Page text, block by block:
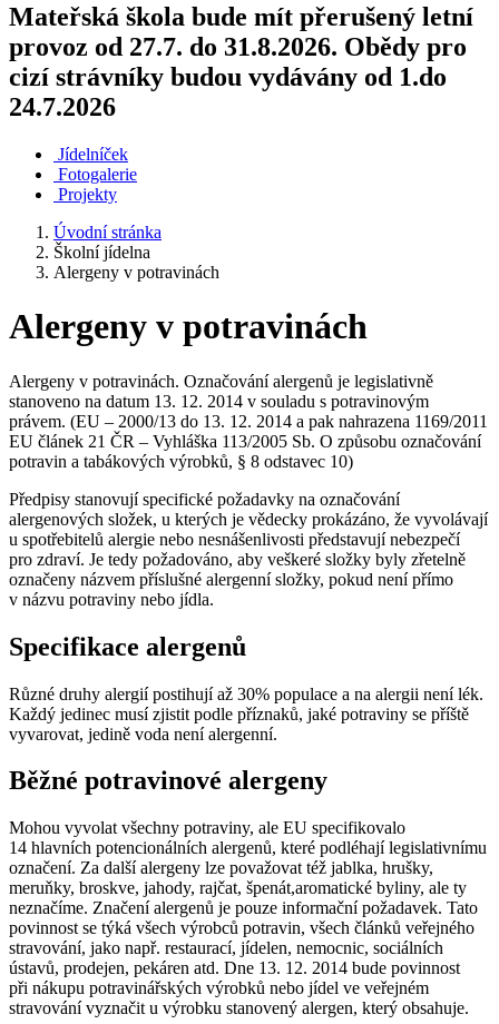
Mateřská škola bude mít přerušený letní
provoz od 27.7. do 31.8.2026. Obědy pro
cizí strávníky budou vydávány od 1.do
24.7.2026
Jídelníček
Fotogalerie
Projekty
Úvodní stránka
Školní jídelna
Alergeny v potravinách
Alergeny v potravinách
Alergeny v potravinách. Označování alergenů je legislativně
stanoveno na datum 13. 12. 2014 v souladu s potravinovým
právem. (EU – 2000/13 do 13. 12. 2014 a pak nahrazena 1169/2011
EU článek 21 ČR – Vyhláška 113/2005 Sb. O způsobu označování
potravin a tabákových výrobků, § 8 odstavec 10)
Předpisy stanovují specifické požadavky na označování
alergenových složek, u kterých je vědecky prokázáno, že vyvolávají
u spotřebitelů alergie nebo nesnášenlivosti představují nebezpečí
pro zdraví. Je tedy požadováno, aby veškeré složky byly zřetelně
označeny názvem příslušné alergenní složky, pokud není přímo
v názvu potraviny nebo jídla.
Specifikace alergenů
Různé druhy alergií postihují až 30% populace a na alergii není lék.
Každý jedinec musí zjistit podle příznaků, jaké potraviny se příště
vyvarovat, jedině voda není alergenní.
Běžné potravinové alergeny
Mohou vyvolat všechny potraviny, ale EU specifikovalo
14 hlavních potencionálních alergenů, které podléhají legislativnímu
označení. Za další alergeny lze považovat též jablka, hrušky,
meruňky, broskve, jahody, rajčat, špenát,aromatické byliny, ale ty
neznačíme. Značení alergenů je pouze informační požadavek. Tato
povinnost se týká všech výrobců potravin, všech článků veřejného
stravování, jako např. restaurací, jídelen, nemocnic, sociálních
ústavů, prodejen, pekáren atd. Dne 13. 12. 2014 bude povinnost
při nákupu potravinářských výrobků nebo jídel ve veřejném
stravování vyznačit u výrobku stanovený alergen, který obsahuje.